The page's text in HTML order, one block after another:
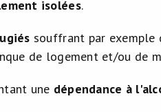
isolées.
souffrant par exemple
de logement et/ou de
une dépendance à